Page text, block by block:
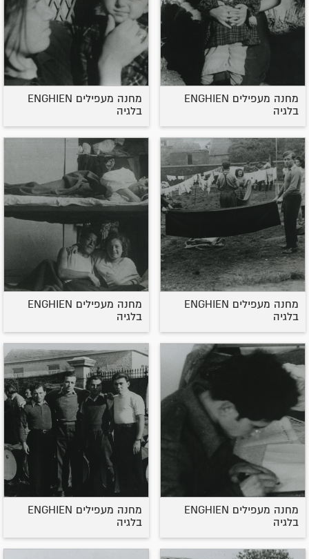
מחנה מעפילים ENGHIEN
בלגיה
מחנה מעפילים ENGHIEN
בלגיה
מחנה מעפילים ENGHIEN
בלגיה
מחנה מעפילים ENGHIEN
בלגיה
מחנה מעפילים ENGHIEN
בלגיה
מחנה מעפילים ENGHIEN
בלגיה